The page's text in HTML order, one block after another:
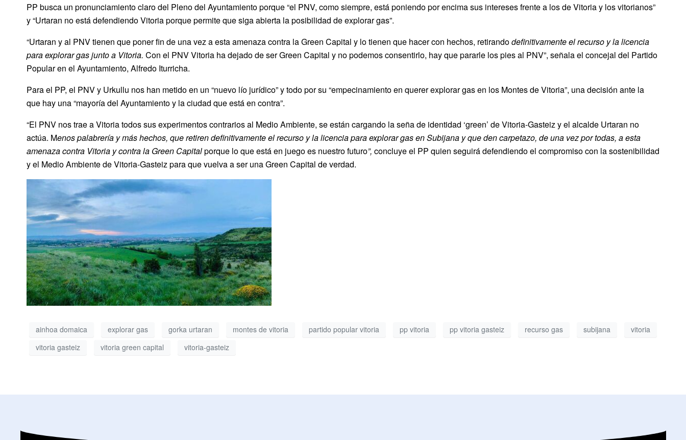
PP busca un pronunciamiento claro del Pleno del Ayuntamiento porque “el PNV, como siempre, está poniendo por encima sus intereses frente a los de Vitoria y los vitorianos”
y “Urtaran no está defendiendo Vitoria porque permite que siga abierta la posibilidad de explorar gas”.
“Urtaran y al PNV tienen que poner fin de una vez a esta amenaza contra la Green Capital y lo tienen que hacer con hechos, retirandodefinitivamente el recurso y la licencia
para explorar gas junto a Vitoria. Con el PNV Vitoria ha dejado de ser Green Capital y no podemos consentirlo, hay que pararle los pies al PNV”, señala el concejal del Partido
Popular en el Ayuntamiento, Alfredo Iturricha.
Para el PP, el PNV y Urkullu nos han metido en un “nuevo lío jurídico” y todo por su “empecinamiento en querer explorar gas en los Montes de Vitoria”, una decisión ante la
que hay una “mayoría del Ayuntamiento y la ciudad que está en contra”.
“El PNV nos trae a Vitoria todos sus experimentos contrarios al Medio Ambiente, se están cargando la seña de identidad ‘green’ de Vitoria-Gasteiz y el alcalde Urtaran no
actúa. Menos palabrería y más hechos, que retiren definitivamente el recurso y la licencia para explorar gas en Subijana y que den carpetazo, de una vez por todas, a esta
amenaza contra Vitoria y contra la Green Capitalporque lo que está en juego es nuestro futuro”, concluye el PP quien seguirá defendiendo el compromiso con la sostenibilidad
y el Medio Ambiente de Vitoria-Gasteiz para que vuelva a ser una Green Capital de verdad.
ainhoa domaica explorar gas gorka urtaran montes de vitoria partido popular vitoria pp vitoria pp vitoria gasteiz recurso gas subijana
vitoria
vitoria gasteiz
vitoria green capital vitoria-gasteiz